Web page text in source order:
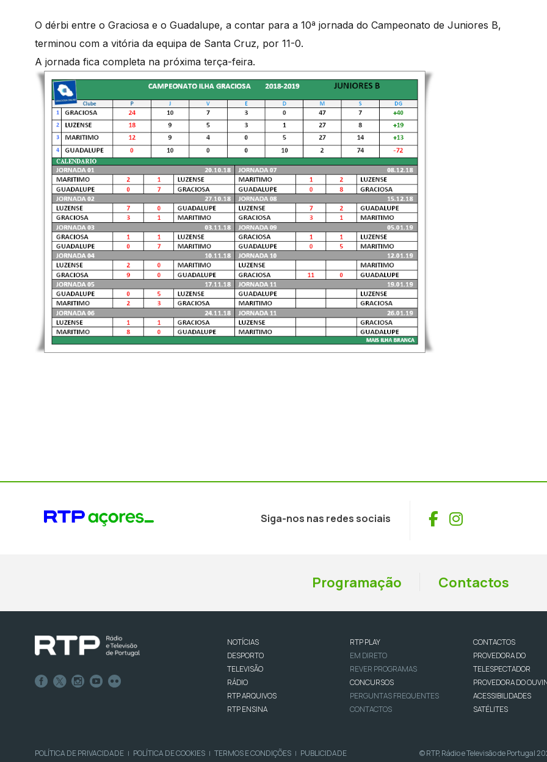
O dérbi entre o Graciosa e o Guadalupe, a contar para a 10ª jornada do Campeonato de Juniores B,
terminou com a vitória da equipa de Santa Cruz, por 11-0.
A jornada fica completa na próxima terça-feira.
Siga-nos nas redes sociais Facebook
Instagram
Programação Contactos
NOTÍCIAS
DESPORTO
TELEVISÃO
RÁDIO
RTP ARQUIVOS
RTP ENSINA
RTP PLAY
EM DIRETO
REVER PROGRAMAS
CONCURSOS
PERGUNTAS FREQUENTES
CONTACTOS
CONTACTOS
PROVEDORA DO
TELESPECTADOR
PROVEDORA DO
ACESSIBILIDADES
SATÉLITES
POLÍTICA DE PRIVACIDADE | POLÍTICA DE COOKIES | TERMOS E CONDIÇÕES | PUBLICIDADE © RTP, Rádio e Televisão de Portugal